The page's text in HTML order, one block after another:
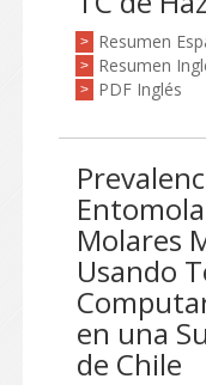
> Resumen
> Resumen
> PDF Inglés
Molares
Usando
en una
de Chile